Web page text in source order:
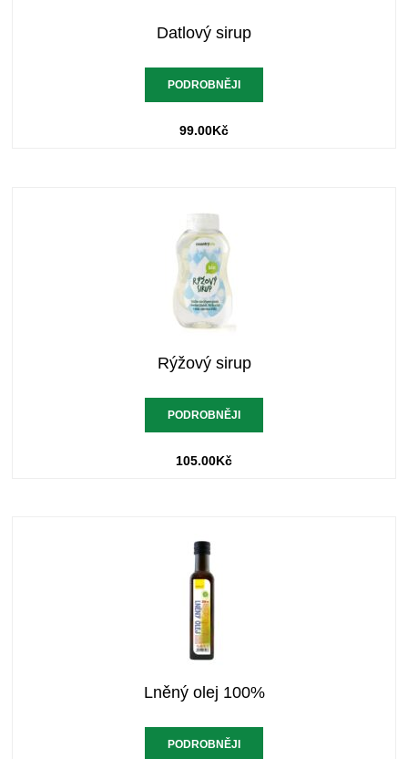
Datlový sirup
PODROBNĚJI
99.00Kč
Rýžový sirup
PODROBNĚJI
105.00Kč
Lněný olej 100%
PODROBNĚJI